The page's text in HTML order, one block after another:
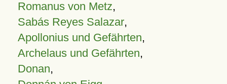
Romanus von Metz,
Sabás Reyes Salazar,
Apollonius und Gefährten,
Archelaus und Gefährten,
Donan,